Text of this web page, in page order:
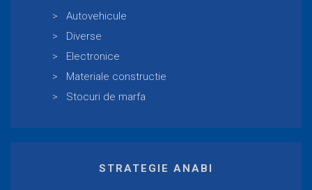
Autovehicule
Diverse
Electronice
Materiale constructie
Stocuri de marfa
STRATEGIE ANABI